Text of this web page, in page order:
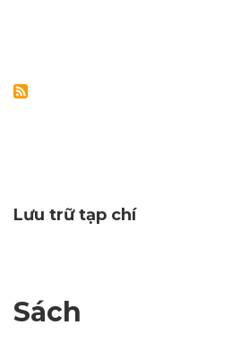
Lưu trữ tạp chí
Sách